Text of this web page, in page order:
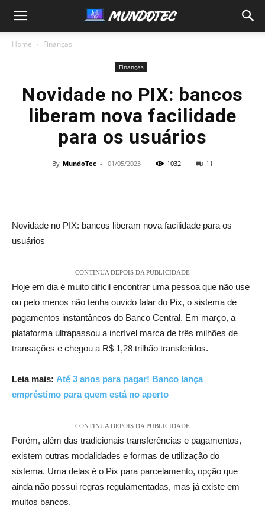
MundoTec
Home Finanças
Finanças
Novidade no PIX: bancos
liberam nova facilidade
para os usuários
By MundoTec - 01/05/2023 1032 11
Novidade no PIX: bancos liberam nova facilidade para os
usuários
CONTINUA DEPOIS DA PUBLICIDADE
Hoje em dia é muito difícil encontrar uma pessoa que não use
ou pelo menos não tenha ouvido falar do Pix, o sistema de
pagamentos instantâneos do Banco Central. Em março, a
plataforma ultrapassou a incrível marca de três milhões de
transações e chegou a R$ 1,28 trilhão transferidos.
Leia mais: Até 3 anos para pagar! Banco lança
empréstimo para quem está no aperto
CONTINUA DEPOIS DA PUBLICIDADE
Porém, além das tradicionais transferências e pagamentos,
existem outras modalidades e formas de utilização do
sistema. Uma delas é o Pix para parcelamento, opção que
ainda não possui regras regulamentadas, mas já existe em
muitos bancos.